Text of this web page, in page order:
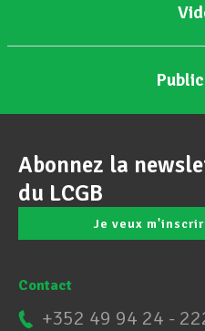
Devenir Membre
Actualités
Abonnez la
du LCGB
Je veux
Contact
+352 49 94 24 -